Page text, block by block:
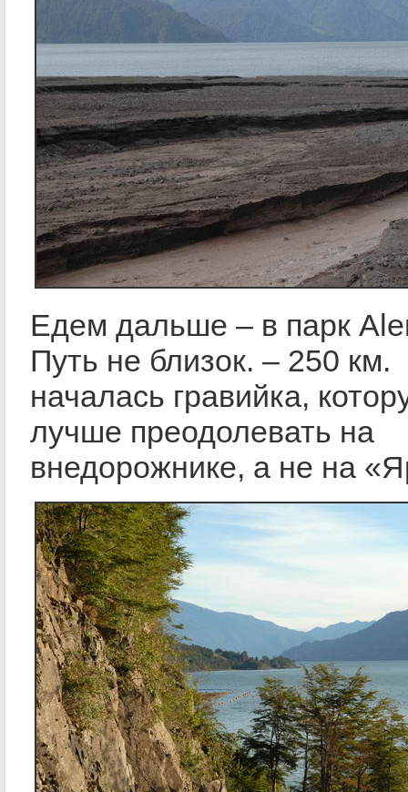
Едем дальше – в парк
Путь не близок. – 250 км.
началась гравийка,
лучше преодолевать на
внедорожнике, а не на